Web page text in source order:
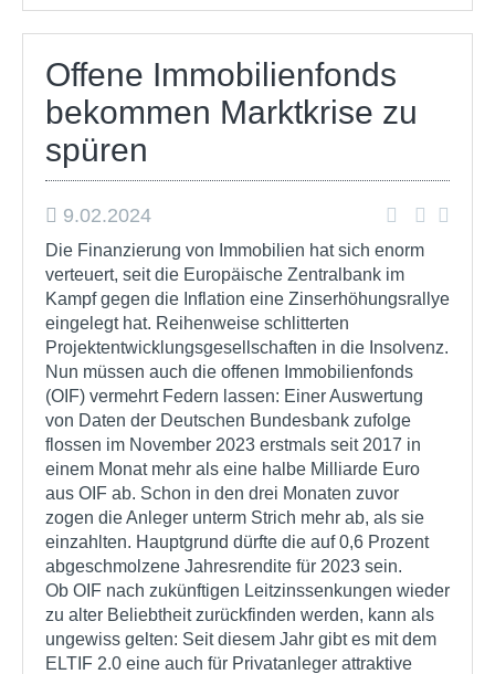
Offene Immobilienfonds
bekommen Marktkrise zu
spüren
9.02.2024
Die Finanzierung von Immobilien hat sich enorm
verteuert, seit die Europäische Zentralbank im
Kampf gegen die Inflation eine Zinserhöhungsrallye
eingelegt hat. Reihenweise schlitterten
Projektentwicklungsgesellschaften in die Insolvenz.
Nun müssen auch die offenen Immobilienfonds
(OIF) vermehrt Federn lassen: Einer Auswertung
von Daten der Deutschen Bundesbank zufolge
flossen im November 2023 erstmals seit 2017 in
einem Monat mehr als eine halbe Milliarde Euro
aus OIF ab. Schon in den drei Monaten zuvor
zogen die Anleger unterm Strich mehr ab, als sie
einzahlten. Hauptgrund dürfte die auf 0,6 Prozent
abgeschmolzene Jahresrendite für 2023 sein.
Ob OIF nach zukünftigen Leitzinssenkungen wieder
zu alter Beliebtheit zurückfinden werden, kann als
ungewiss gelten: Seit diesem Jahr gibt es mit dem
ELTIF 2.0 eine auch für Privatanleger attraktive